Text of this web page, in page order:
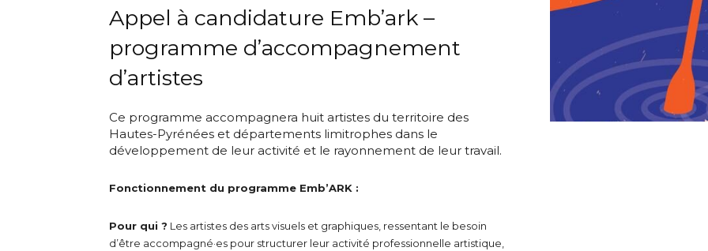
Adresse email*
Appel à candidature Emb’ark –
programme d’accompagnement
d’artistes
Ce programme accompagnera huit artistes du territoire des
Hautes-Pyrénées et départements limitrophes dans le
développement de leur activité et le rayonnement de leur travail.
Fonctionnement du programme Emb’ARK :
Pour qui ? Les artistes des arts visuels et graphiques, ressentant le besoin
d’être accompagné·es pour structurer leur activité professionnelle artistique,